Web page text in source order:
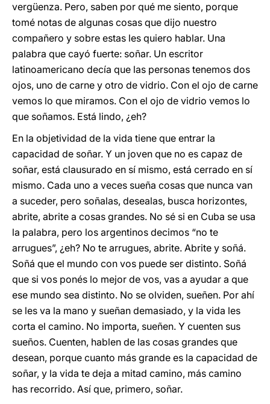
vergüenza. Pero, saben por qué me siento, porque
tomé notas de algunas cosas que dijo nuestro
compañero y sobre estas les quiero hablar. Una
palabra que cayó fuerte: soñar. Un escritor
latinoamericano decía que las personas tenemos dos
ojos, uno de carne y otro de vidrio. Con el ojo de carne
vemos lo que miramos. Con el ojo de vidrio vemos lo
que soñamos. Está lindo, ¿eh?
En la objetividad de la vida tiene que entrar la
capacidad de soñar. Y un joven que no es capaz de
soñar, está clausurado en sí mismo, está cerrado en sí
mismo. Cada uno a veces sueña cosas que nunca van
a suceder, pero soñalas, desealas, busca horizontes,
abrite, abrite a cosas grandes. No sé si en Cuba se usa
la palabra, pero los argentinos decimos “no te
arrugues”, ¿eh? No te arrugues, abrite. Abrite y soñá.
Soñá que el mundo con vos puede ser distinto. Soñá
que si vos ponés lo mejor de vos, vas a ayudar a que
ese mundo sea distinto. No se olviden, sueñen. Por ahí
se les va la mano y sueñan demasiado, y la vida les
corta el camino. No importa, sueñen. Y cuenten sus
sueños. Cuenten, hablen de las cosas grandes que
desean, porque cuanto más grande es la capacidad de
soñar, y la vida te deja a mitad camino, más camino
has recorrido. Así que, primero, soñar.